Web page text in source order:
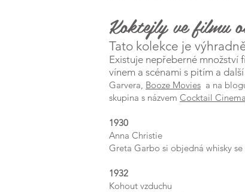
Koktejly ve filmu
Tato kolekce je
Existuje nepřeberné množství
vínem a scénami s pitím a
Garvera, Booze Movies a na
skupina s názvem Cocktail Cinema
1930
Anna Christie
Greta Garbo si objedná whisky
1932
Kohout vzduchu